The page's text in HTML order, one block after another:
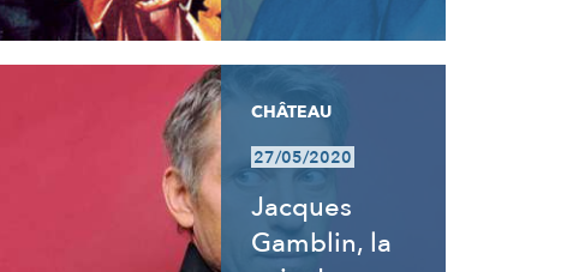
CHÂTEAU
27/05/2020
Jacques
Gamblin, la